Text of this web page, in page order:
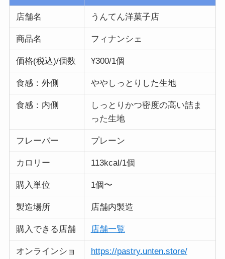
店舗名 うんてん洋菓子店
商品名 フィナンシェ
価格(税込)/個数 ¥300/1個
食感：外側 ややしっとりした生地
食感：内側
しっとりかつ密度の高い詰ま
った生地
フレーバー プレーン
カロリー 113kcal/1個
購入単位 1個〜
製造場所 店舗内製造
購入できる店舗 店舗一覧
オンラインショ
https://pastry.unten.store/